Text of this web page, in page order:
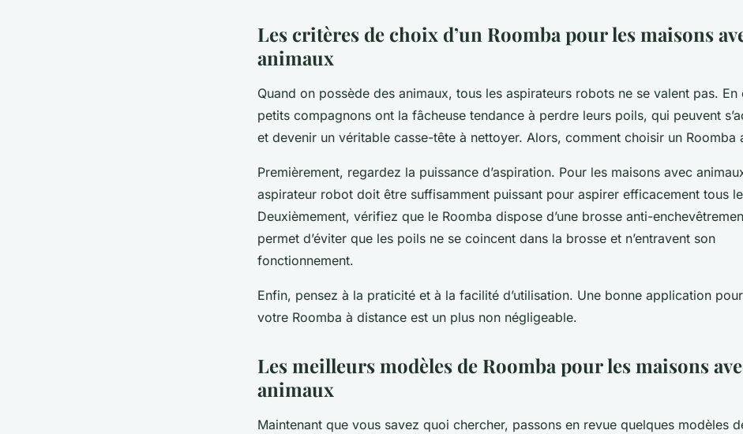
Les critères de choix d’un Roomba pour les maisons
animaux
Quand on possède des animaux, tous les aspirateurs robots ne se valent pas. En
petits compagnons ont la fâcheuse tendance à perdre leurs poils, qui peuvent
et devenir un véritable casse-tête à nettoyer. Alors, comment choisir un Roomba
Premièrement, regardez la puissance d’aspiration. Pour les maisons avec
aspirateur robot doit être suffisamment puissant pour aspirer efficacement tous
Deuxièmement, vérifiez que le Roomba dispose d’une brosse anti-
permet d’éviter que les poils ne se coincent dans la brosse et n’entravent son
fonctionnement.
Enfin, pensez à la praticité et à la facilité d’utilisation. Une bonne application
votre Roomba à distance est un plus non négligeable.
Les meilleurs modèles de Roomba pour les maisons
animaux
Maintenant que vous savez quoi chercher, passons en revue quelques modèles